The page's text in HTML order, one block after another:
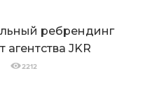
ребрендинг
агентства JKR
2212